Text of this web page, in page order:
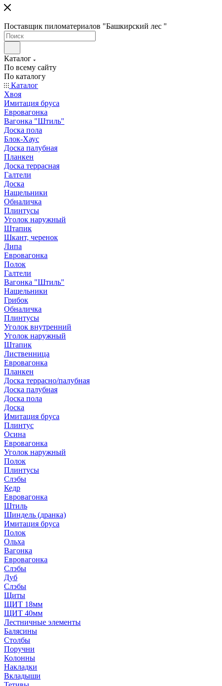
Поставщик пиломатериалов "Башкирский лес "
Каталог
По всему сайту
По каталогу
Каталог
Хвоя
Имитация бруса
Евровагонка
Вагонка "Штиль"
Доска пола
Блок-Хаус
Доска палубная
Планкен
Доска террасная
Галтели
Доска
Нащельники
Обналичка
Плинтусы
Уголок наружный
Штапик
Шкант, черенок
Липа
Евровагонка
Полок
Галтели
Вагонка "Штиль"
Нащельники
Грибок
Обналичка
Плинтусы
Уголок внутренний
Уголок наружный
Штапик
Лиственница
Евровагонка
Планкен
Доска террасно/палубная
Доска палубная
Доска пола
Доска
Имитация бруса
Плинтус
Осина
Евровагонка
Уголок наружный
Полок
Плинтусы
Слэбы
Кедр
Евровагонка
Штиль
Шиндель (дранка)
Имитация бруса
Полок
Ольха
Вагонка
Евровагонка
Слэбы
Дуб
Слэбы
Щиты
ЩИТ 18мм
ЩИТ 40мм
Лестничные элементы
Балясины
Столбы
Поручни
Колонны
Накладки
Вкладыши